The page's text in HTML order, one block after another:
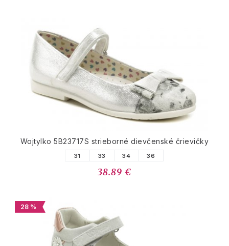
Wojtylko 5B23717S strieborné dievčenské črievičky
31 33 34 36
38.89 €
28 %